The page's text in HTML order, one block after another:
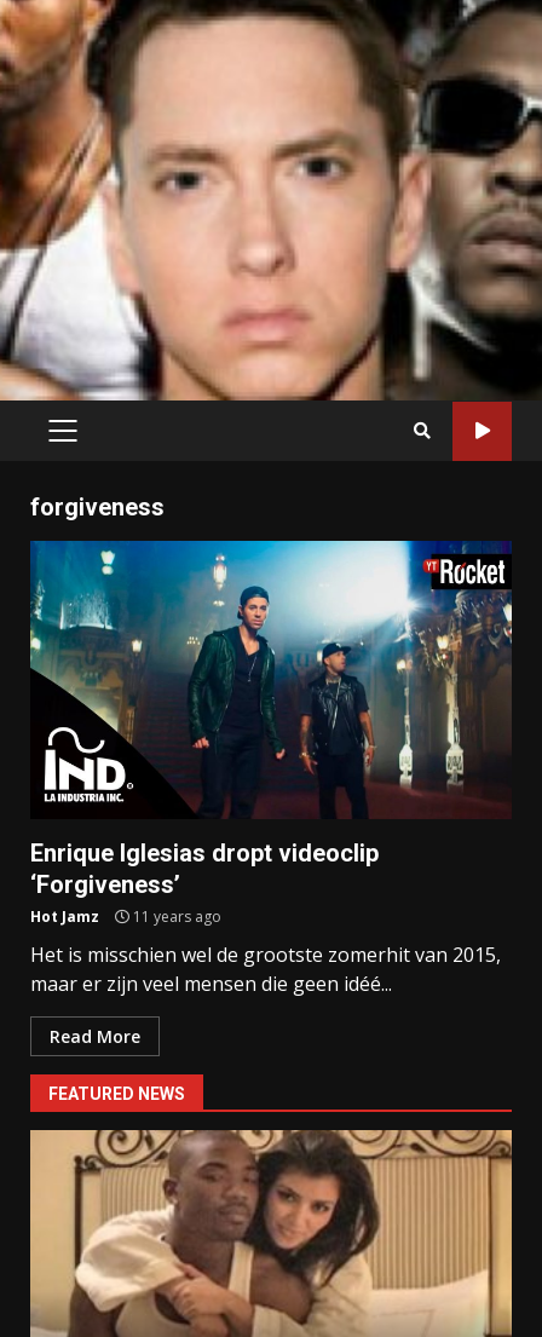
PRIMARY
forgiveness
Enrique Iglesias dropt videoclip
‘Forgiveness’
Hot Jamz 11 years ago
Het is misschien wel de grootste zomerhit van 2015,
maar er zijn veel mensen die geen idéé...
Read More
FEATURED NEWS